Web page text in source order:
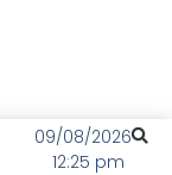
09/08/2026
12:25 pm